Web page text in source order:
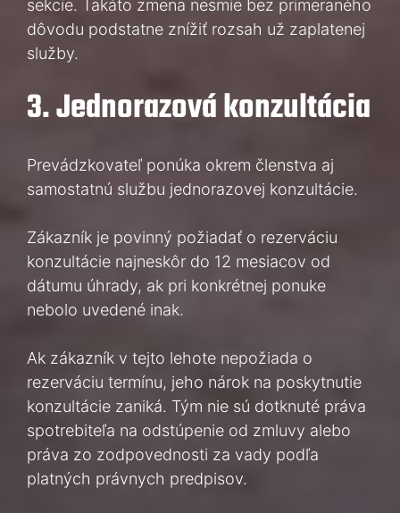
sekcie. Takáto zmena nesmie bez primeraného
dôvodu podstatne znížiť rozsah už zaplatenej
služby.
3. Jednorazová konzultácia
Prevádzkovateľ ponúka okrem členstva aj
samostatnú službu jednorazovej konzultácie.
Zákazník je povinný požiadať o rezerváciu
konzultácie najneskôr do 12 mesiacov od
dátumu úhrady, ak pri konkrétnej ponuke
nebolo uvedené inak.
Ak zákazník v tejto lehote nepožiada o
rezerváciu termínu, jeho nárok na poskytnutie
konzultácie zaniká. Tým nie sú dotknuté práva
spotrebiteľa na odstúpenie od zmluvy alebo
práva zo zodpovednosti za vady podľa
platných právnych predpisov.